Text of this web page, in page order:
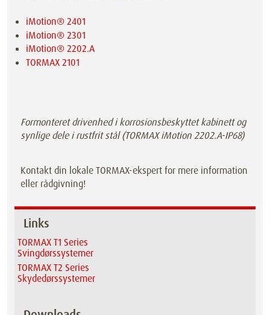
iMotion® 2401
iMotion® 2301
iMotion® 2202.A
TORMAX 2101
Formonteret drivenhed i korrosionsbeskyttet kabinett og
synlige dele i rustfrit stål (TORMAX iMotion 2202.A-IP68)
Kontakt din lokale TORMAX-ekspert for mere information
eller rådgivning!
Links
TORMAX T1 Series
Svingdørssystemer
TORMAX T2 Series
Skydedørssystemer